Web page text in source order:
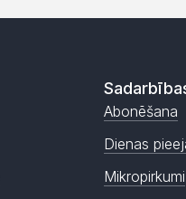
Abonēšana
Dienas
Mikropirkumi